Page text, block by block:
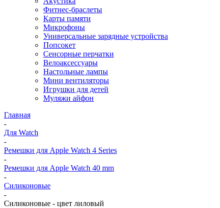
Фитнес-браслеты
Карты памяти
Микрофоны
Универсальные зарядные устройства
Попсокет
Сенсорные перчатки
Велоаксессуары
Настольные лампы
Мини вентиляторы
Игрушки для детей
Муляжи айфон
Главная
-
Для Watch
-
Ремешки для Apple Watch 4 Series
-
Ремешки для Apple Watch 40 mm
-
Силиконовые
-
Силиконовые - цвет лиловый